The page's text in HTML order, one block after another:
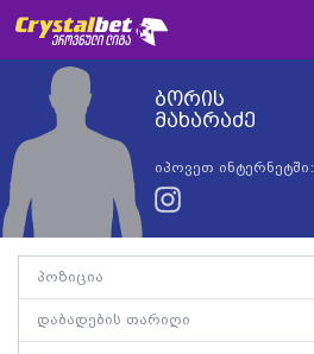
ბორის
მახარაძე
იპოვეთ ინტერნეტში:
პოზიცია
დაბადების თარიღი